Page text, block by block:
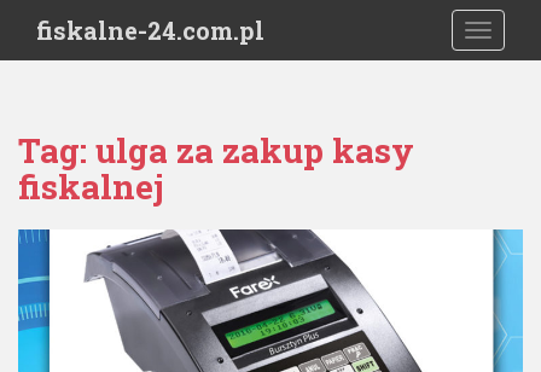
i
fiskalne-24.com.pl
Tag: ulga za zakup kasy
fiskalnej